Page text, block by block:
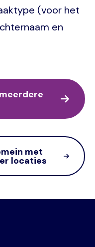
(voor het
en
met
locaties